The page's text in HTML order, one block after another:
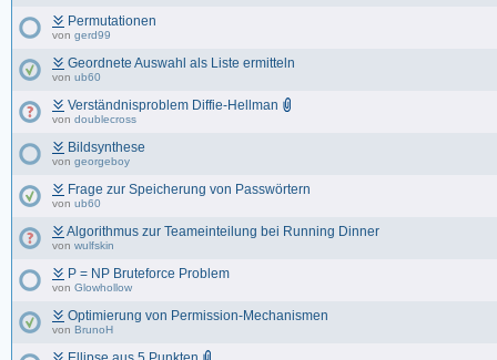
Permutationen
von gerd99
Geordnete Auswahl als Liste ermitteln
von ub60
Verständnisproblem Diffie-Hellman
von doublecross
Bildsynthese
von georgeboy
Frage zur Speicherung von Passwörtern
von ub60
Algorithmus zur Teameinteilung bei Running Dinner
von wulfskin
P = NP Bruteforce Problem
von Glowhollow
Optimierung von Permission-Mechanismen
von BrunoH